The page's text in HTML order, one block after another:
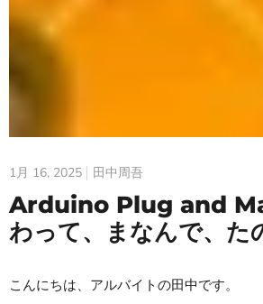
1月 16, 2025 田中周吾
Arduino Plug and
わって、まなんで、た
こんにちは、アルバイトの田中です。